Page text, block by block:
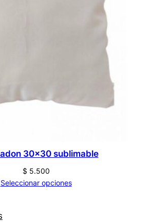
30×30 sublimable
$5.500
Seleccionar opciones